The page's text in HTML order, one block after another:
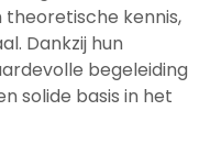
kennis,
Dankzij hun
begeleiding
solide basis in het